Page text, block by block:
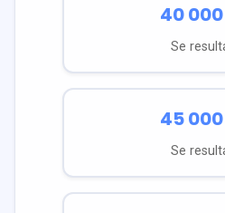
40 000
Se
45 000
Se